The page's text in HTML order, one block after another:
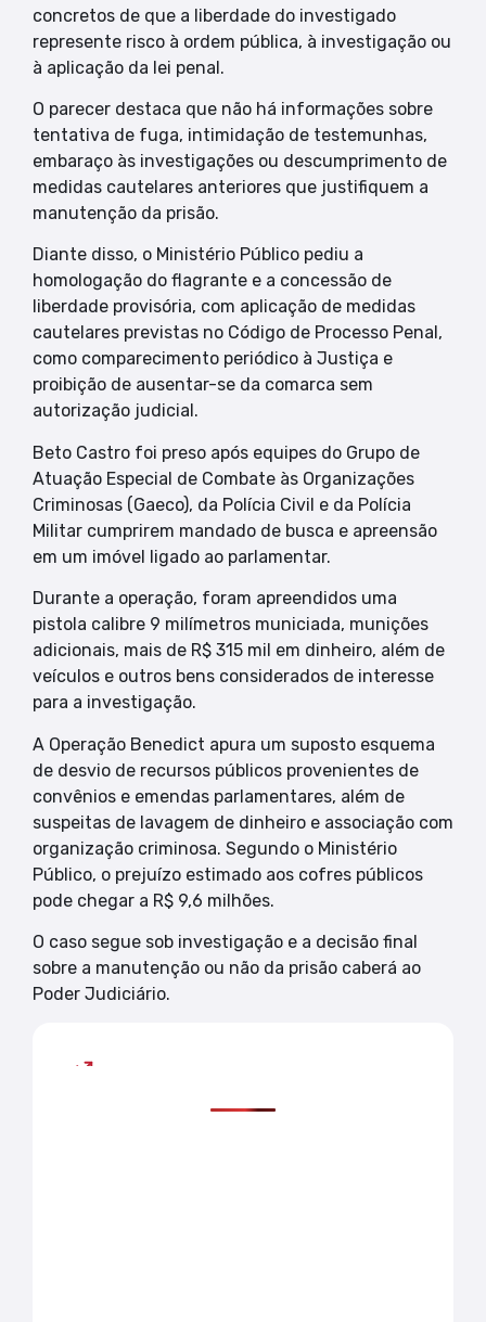
concretos de que a liberdade do investigado
represente risco à ordem pública, à investigação ou
à aplicação da lei penal.
O parecer destaca que não há informações sobre
tentativa de fuga, intimidação de testemunhas,
embaraço às investigações ou descumprimento de
medidas cautelares anteriores que justifiquem a
manutenção da prisão.
Diante disso, o Ministério Público pediu a
homologação do flagrante e a concessão de
liberdade provisória, com aplicação de medidas
cautelares previstas no Código de Processo Penal,
como comparecimento periódico à Justiça e
proibição de ausentar-se da comarca sem
autorização judicial.
Beto Castro foi preso após equipes do Grupo de
Atuação Especial de Combate às Organizações
Criminosas (Gaeco), da Polícia Civil e da Polícia
Militar cumprirem mandado de busca e apreensão
em um imóvel ligado ao parlamentar.
Durante a operação, foram apreendidos uma
pistola calibre 9 milímetros municiada, munições
adicionais, mais de R$ 315 mil em dinheiro, além de
veículos e outros bens considerados de interesse
para a investigação.
A Operação Benedict apura um suposto esquema
de desvio de recursos públicos provenientes de
convênios e emendas parlamentares, além de
suspeitas de lavagem de dinheiro e associação com
organização criminosa. Segundo o Ministério
Público, o prejuízo estimado aos cofres públicos
pode chegar a R$ 9,6 milhões.
O caso segue sob investigação e a decisão final
sobre a manutenção ou não da prisão caberá ao
Poder Judiciário.